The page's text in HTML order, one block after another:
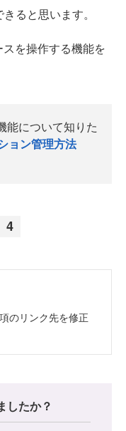
ると思います。
を操作する機能を
能について知りた
ョン管理方法
4
のリンク先を修正
したか？